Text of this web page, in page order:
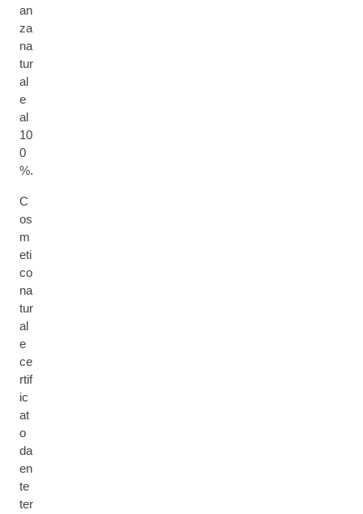
an
za
na
tur
al
e
al
10
0
%.
C
os
m
eti
co
na
tur
al
e
ce
rtif
ic
at
o
da
en
te
ter